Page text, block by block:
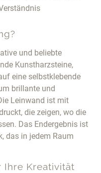
und beliebte
Kunstharzsteine,
eine selbstklebende
brillante und
Leinwand ist mit
die zeigen, wo die
Das Endergebnis ist
das in jedem Raum
Ihre Kreativität